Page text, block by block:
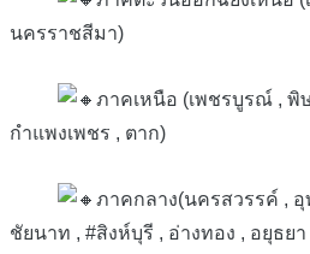
นครราชสีมา)
ภาคเหนือ (เพชรบูรณ์ , พิ
กำแพงเพชร , ตาก)
ภาคกลาง(นครสวรรค์ ,
ชัยนาท , #สิงห์บุรี , อ่างทอง , อยุธย